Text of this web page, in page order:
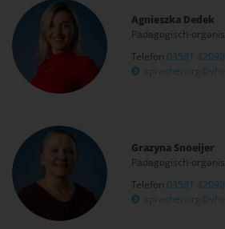
Agnieszka Dedek
Pädagogisch-
Telefon 03581
Grazyna Snoeijer
Pädagogisch-
Telefon 03581